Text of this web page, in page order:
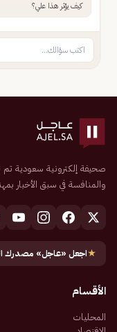
كيف يؤثر هذا علي؟
والمنافسة في سبق الأخبار
★اجعل «عاجل» مصدرك
الأقسام
المحليات